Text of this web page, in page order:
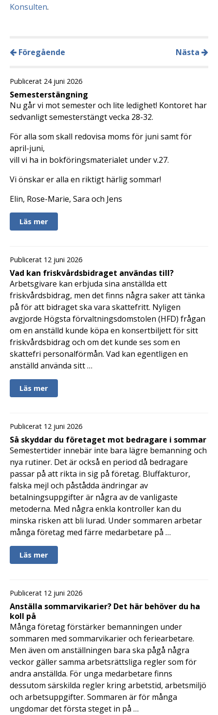
Konsulten.
Föregående Nästa
Publicerat 24 juni 2026
Semesterstängning
Nu går vi mot semester och lite ledighet! Kontoret har
sedvanligt semesterstängt vecka 28-32.
För alla som skall redovisa moms för juni samt för
april-juni,
vill vi ha in bokföringsmaterialet under v.27.
Vi önskar er alla en riktigt härlig sommar!
Elin, Rose-Marie, Sara och Jens
Läs mer
Publicerat 12 juni 2026
Vad kan friskvårdsbidraget användas till?
Arbetsgivare kan erbjuda sina anställda ett
friskvårdsbidrag, men det finns några saker att tänka
på för att bidraget ska vara skattefritt. Nyligen
avgjorde Högsta förvaltningsdomstolen (HFD) frågan
om en anställd kunde köpa en konsertbiljett för sitt
friskvårdsbidrag och om det kunde ses som en
skattefri personalförmån. Vad kan egentligen en
anställd använda sitt …
Läs mer
Publicerat 12 juni 2026
Så skyddar du företaget mot bedragare i sommar
Semestertider innebär inte bara lägre bemanning och
nya rutiner. Det är också en period då bedragare
passar på att rikta in sig på företag. Bluffakturor,
falska mejl och påstådda ändringar av
betalningsuppgifter är några av de vanligaste
metoderna. Med några enkla kontroller kan du
minska risken att bli lurad. Under sommaren arbetar
många företag med färre medarbetare på …
Läs mer
Publicerat 12 juni 2026
Anställa sommarvikarier? Det här behöver du ha
koll på
Många företag förstärker bemanningen under
sommaren med sommarvikarier och feriearbetare.
Men även om anställningen bara ska pågå några
veckor gäller samma arbetsrättsliga regler som för
andra anställda. För unga medarbetare finns
dessutom särskilda regler kring arbetstid, arbetsmiljö
och arbetsuppgifter. Sommaren är för många
ungdomar det första steget in på …